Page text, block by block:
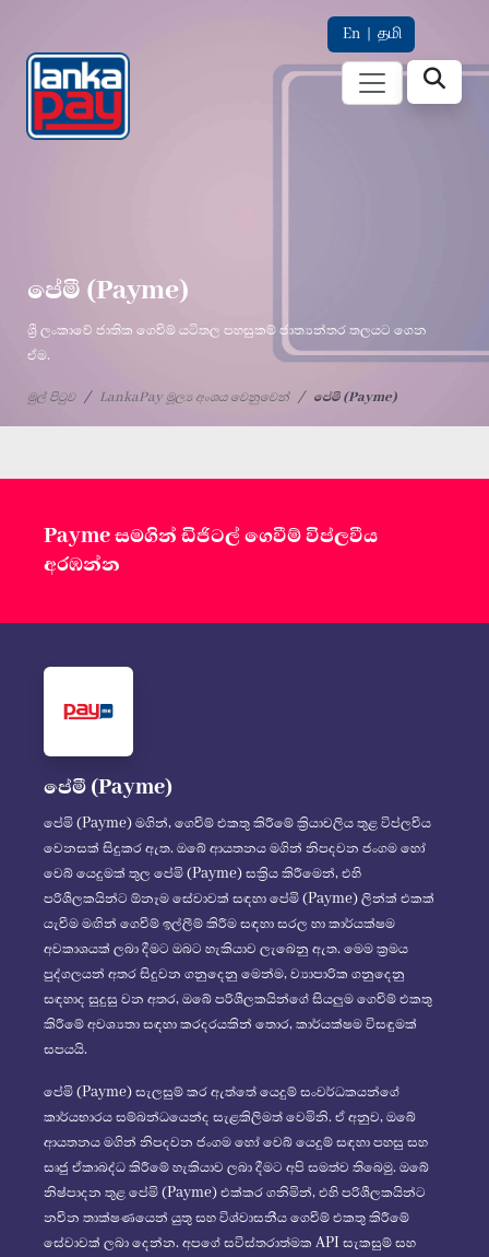
En | தமி
පේමී (Payme)
ශ්‍රී ලංකාවේ ජාතික ගෙවීම් යටිතල පහසුකම් ජාත්‍යන්තර තලයට ගෙන
ඒම.
මුල් පිටුව LankaPay මූල්‍ය අංශය වෙනුවෙන් පේමී (Payme)
Payme සමගින් ඩිජිටල් ගෙවීම් විප්ලවීය
අරඹන්න
පේමී (Payme)
පේමි (Payme) මගින්, ගෙවීම් එකතු කිරීමේ ක්‍රියාවලිය තුළ විප්ලවීය
වෙනසක් සිදුකර ඇත. ඔබේ ආයතනය මගින් නිපදවන ජංගම හෝ
වෙබ් යෙදුමක් තුල පේමි (Payme) සක්‍රිය කිරීමෙන්, එහි
පරිශීලකයින්ට ඕනෑම සේවාවක් සඳහා පේමි (Payme) ලින්ක් එකක්
යැවීම මඟින් ගෙවීම් ඉල්ලීම් කිරීම සඳහා සරල හා කාර්යක්ෂම
අවකාශයක් ලබා දීමට ඔබට හැකියාව ලැබෙනු ඇත. මෙම ක්‍රමය
පුද්ගලයන් අතර සිදුවන ගනුදෙනු මෙන්ම, ව්‍යාපාරික ගනුදෙනු
සඳහාද සුදුසු වන අතර, ඔබේ පරිශීලකයින්ගේ සියලුම ගෙවීම් එකතු
කිරීමේ අවශ්‍යතා සඳහා කරදරයකින් තොර, කාර්යක්ෂම විසඳුමක්
සපයයි.
පේමි (Payme) සැලසුම් කර ඇත්තේ යෙදුම් සංවර්ධකයන්ගේ
කාර්යභාරය සම්බන්ධයෙන්ද සැළකිලිමත් වෙමිනි. ඒ අනුව, ඔබේ
ආයතනය මගින් නිපදවන ජංගම හෝ වෙබ් යෙදුම් සඳහා පහසු සහ
සෘජු ඒකාබද්ධ කිරීමේ හැකියාව ලබා දීමට අපි සමත්ව තිබෙමු. ඔබේ
නිෂ්පාදන තුළ පේමි (Payme) එක්කර ගනිමින්, එහි පරිශීලකයින්ට
නවීන තාක්ෂණයෙන් යුතු සහ විශ්වාසනීය ගෙවීම් එකතු කිරීමේ
සේවාවක් ලබා දෙන්න. අපගේ සවිස්තරාත්මක API සැකසුම් සහ